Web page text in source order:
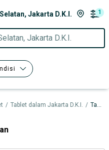
Jakarta D.K.I. 1
Jakarta D.K.I.
/ Tablet dalam Jakarta D.K.I. / Tablet dalam Jakarta Selatan